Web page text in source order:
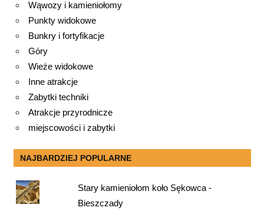
Wąwozy i kamieniołomy
Punkty widokowe
Bunkry i fortyfikacje
Góry
Wieże widokowe
Inne atrakcje
Zabytki techniki
Atrakcje przyrodnicze
miejscowości i zabytki
NAJBARDZIEJ POPULARNE
Stary kamieniołom koło Sękowca -
Bieszczady